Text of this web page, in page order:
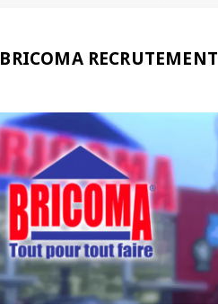
BRICOMA RECRUTEMENT